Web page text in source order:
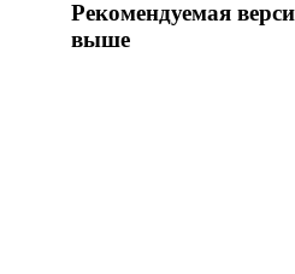
Рекомендуемая
выше